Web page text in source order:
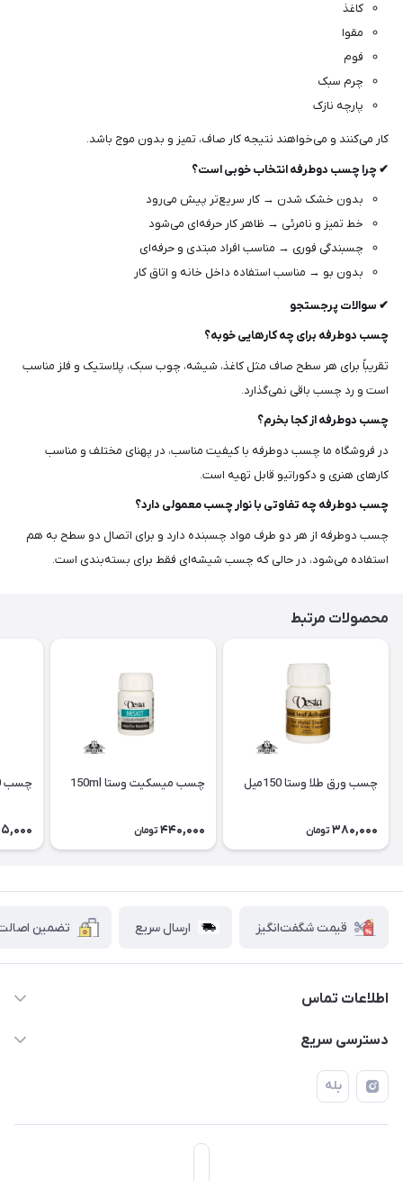
کاغذ
مقوا
فوم
چرم سبک
پارچه نازک
کار می‌کنند و می‌خواهند نتیجه کار صاف، تمیز و بدون موج باشد.
✔ چرا چسب دوطرفه انتخاب خوبی است؟
بدون خشک شدن → کار سریع‌تر پیش می‌رود
خط تمیز و نامرئی → ظاهر کار حرفه‌ای می‌شود
چسبندگی فوری → مناسب افراد مبتدی و حرفه‌ای
بدون بو → مناسب استفاده داخل خانه و اتاق کار
✔ سوالات پرجستجو
چسب دوطرفه برای چه کارهایی خوبه؟
تقریباً برای هر سطح صاف مثل کاغذ، شیشه، چوب سبک، پلاستیک و فلز مناسب
است و رد چسب باقی نمی‌گذارد.
چسب دوطرفه از کجا بخرم؟
در فروشگاه ما چسب دوطرفه با کیفیت مناسب، در پهنای مختلف و مناسب
کارهای هنری و دکوراتیو قابل تهیه است.
چسب دوطرفه چه تفاوتی با نوار چسب معمولی دارد؟
چسب دوطرفه از هر دو طرف مواد چسبنده دارد و برای اتصال دو سطح به هم
استفاده می‌شود، در حالی که چسب شیشه‌ای فقط برای بسته‌بندی است.
محصولات مرتبط
چسب ورق طلا وستا 150میل
380,000 تومان
چسب میسکیت وستا 150ml
440,000 تومان
چسب e8000
قیمت شگفت‌انگیز ارسال سریع تضمین اصالت
اطلاعات تماس
۰۲۱۷۷۰۶۰۰۲۸ ـ ۰۹۱۹۰۰۲۸۲۴۷
فروشگاه آبتین
دسترسی سریع
حساب کاربری
بله